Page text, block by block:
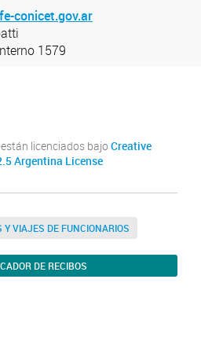
conicet.gov.ar
1579
licenciados bajo Creative
Argentina License
Y VIAJES DE FUNCIONARIOS
DE RECIBOS